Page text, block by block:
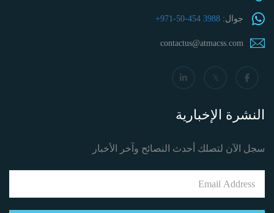
جوال: +971-50-454 3988
contactus@atmacss.com
النشرة الإخبارية
سجل الآن لتصلك أحدث النصائح وآخر الأخبار